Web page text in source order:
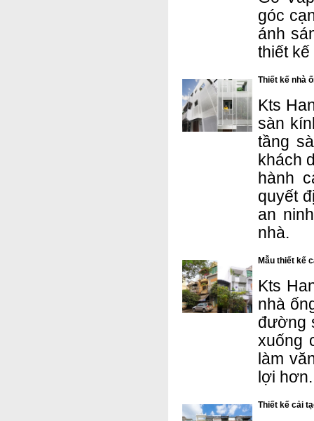
góc
ánh
thiết kế
Thiết kế nhà
Kts
sàn
tầng
khách
hành
quyết
an
nhà.
Mẫu thiết kế
Kts
nhà
đường
xuống
làm
lợi hơn.
Thiết kế cải